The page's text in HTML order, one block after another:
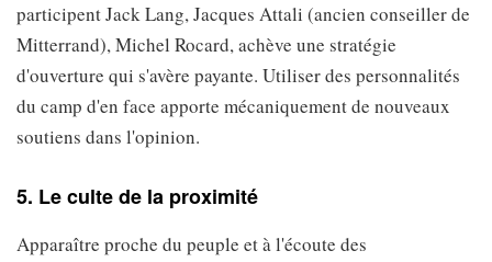
participent Jack Lang, Jacques Attali (ancien conseiller de
Mitterrand), Michel Rocard, achève une stratégie
d'ouverture qui s'avère payante. Utiliser des personnalités
du camp d'en face apporte mécaniquement de nouveaux
soutiens dans l'opinion.
5. Le culte de la proximité
Apparaître proche du peuple et à l'écoute des